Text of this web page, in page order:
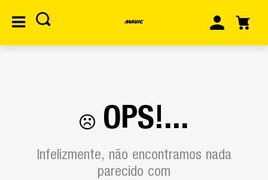
OPS!...
Infelizmente, não encontramos nada
parecido com